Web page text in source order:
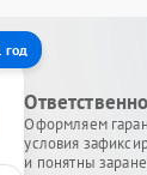
год
Оформляем
условия
и понятны